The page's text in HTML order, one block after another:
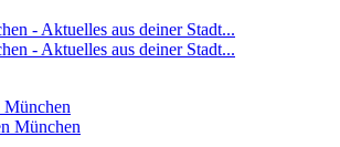
München
München